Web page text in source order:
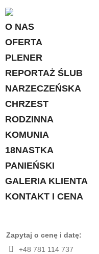
O NAS
OFERTA
PLENER
REPORTAŻ ŚLUB
NARZECZEŃSKA
CHRZEST
RODZINNA
KOMUNIA
18NASTKA
PANIEŃSKI
GALERIA KLIENTA
KONTAKT I CENA
Zapytaj o cenę i datę:
+48 781 114 737